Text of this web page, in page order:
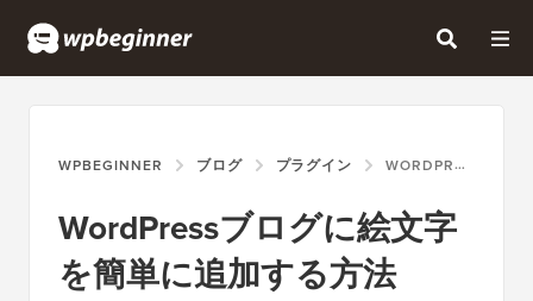
WPBEGINNER ブログ プラグイン WORDPRESSブログに絵文字を簡単に追加する方法
WordPressブログに絵文字
を簡単に追加する方法